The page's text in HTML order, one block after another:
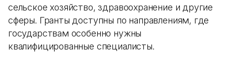
сельское хозяйство, здравоохранение и другие
сферы. Гранты доступны по направлениям, где
государствам особенно нужны
квалифицированные специалисты.